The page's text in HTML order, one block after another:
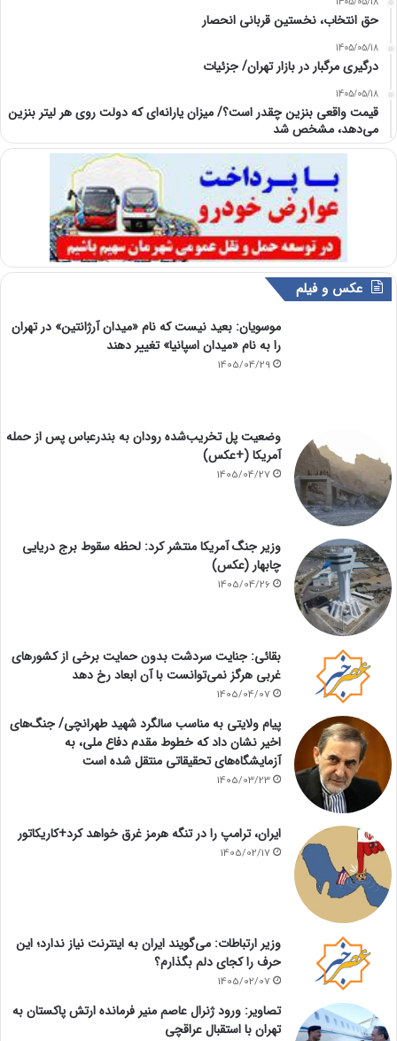
حق انتخاب، نخستین قربانی انحصار
1405/05/18
درگیری مرگبار در بازار تهران/ جزئیات
1405/05/18
قیمت واقعی بنزین چقدر است؟/ میزان یارانه‌ای که دولت روی هر لیتر بنزین
می‌دهد، مشخص شد
عکس و فیلم
موسویان: بعید نیست که نام «میدان آرژانتین» در تهران
را به نام «میدان اسپانیا» تغییر دهند
1405/04/29
وضعیت پل تخریب‌شده رودان به بندرعباس پس از حمله
آمریکا (+عکس)
1405/04/27
وزیر جنگ آمریکا منتشر کرد: لحظه سقوط برج دریایی
چابهار (عکس)
1405/04/26
بقائی: جنایت سردشت بدون حمایت برخی از کشورهای
غربی هرگز نمی‌توانست با آن ابعاد رخ دهد
1405/04/07
پیام ولایتی به مناسب سالگرد شهید طهرانچی/ جنگ‌های
اخیر نشان داد که خطوط مقدم دفاع ملی، به
آزمایشگاه‌های تحقیقاتی منتقل شده است
1405/03/23
ایران، ترامپ را در تنگه هرمز غرق خواهد کرد+کاریکاتور
1405/02/17
وزیر ارتباطات: می‌گویند ایران به اینترنت نیاز ندارد؛ این
حرف را کجای دلم بگذارم؟
1405/02/07
تصاویر: ورود ژنرال عاصم منیر فرمانده ارتش پاکستان به
تهران با استقبال عراقچی